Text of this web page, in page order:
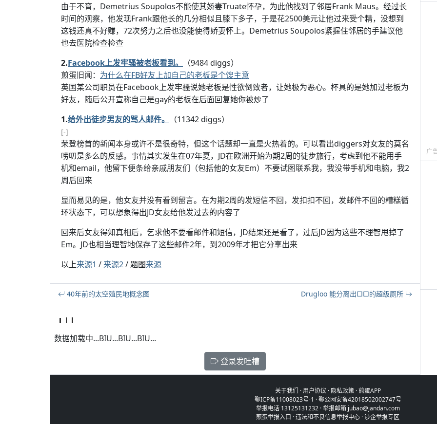
由于不育，Demetrius Soupolos不能使其娇妻Truate怀孕，为此他找到了邻居Frank Maus。经过长
时间的观察，他发现Frank跟他长的几分相似且膝下多子，于是花2500美元让他过来受个精，没想到
这钱还真不好赚，72次努力之后也没能使得娇妻怀上。Demetrius Soupolos紧握住邻居的手建议他
也去医院检查检查
2.Facebook上发牢骚被老板看到。
（9484 diggs）
煎蛋旧闻： 为什么在FB好友上加自己的老板是个馊主意
英国某公司职员在Facebook上发牢骚说她老板是性欲倒致者，让她极为恶心。杯具的是她加过老板为
好友，随后公开宣称自己是gay的老板在后面回复她你被炒了
1.给外出徒步男友的骂人邮件。 （11342 diggs）
[-]
荣登榜首的新闻本身或许不是很奇特，但这个话题却一直是火热着的。可以看出diggers对女友的莫名
唠叨是多么的反感。事情其实发生在07年夏，JD在欧洲开始为期2周的徒步旅行，考虑到他不能用手
机和email，他留下便条给亲戚朋友们（包括他的女友Em）不要试图联系我，我没带手机和电脑，我2
周后回来
显而易见的是，他女友并没有看到留言。在为期2周的发短信不回，发扣扣不回，发邮件不回的糟糕循
环状态下，可以想象得出JD女友给他发过去的内容了
回来后女友得知真相后，乞求他不要看邮件和短信，JD结果还是看了，过后JD因为这些不理智甩掉了
Em。JD也相当理智地保存了这些邮件2年，到2009年才把它分享出来
以上来源1 / 来源2/ 题图来源
40年前的太空殖民地概念图 Drugloo 能分离出□□的超级厕所
数据加载中...BIU...BIU...BIU...
登录发吐槽
广
关于我们 ·用户协议 · 隐私政策·煎蛋APP
鄂ICP备11008023号-1 ·鄂公网安备42018502002747号
举报电话 13125131232 · 举报邮箱 jubao@jandan.com
煎蛋举报入口 ·违法和不良信息举报中心 ·涉企举报专区